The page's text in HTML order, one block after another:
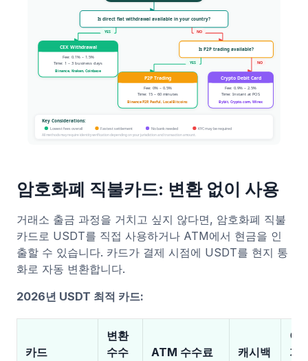
암호화폐 직불카드: 변환 없이 사용
거래소 출금 과정을 거치고 싶지 않다면, 암호화폐 직불
카드로 USDT를 직접 사용하거나 ATM에서 현금을 인
출할 수 있습니다. 카드가 결제 시점에 USDT를 현지 통
화로 자동 변환합니다.
2026년 USDT 최적 카드:
카드
변환
수수
ATM 수수료 캐시백
이
가